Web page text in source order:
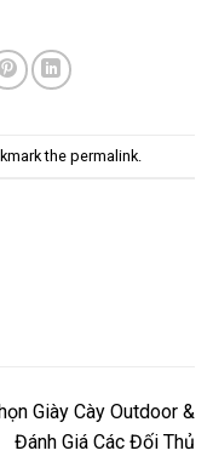
the permalink.
Giày Cày Outdoor &
Đánh Giá Các Đối Thủ